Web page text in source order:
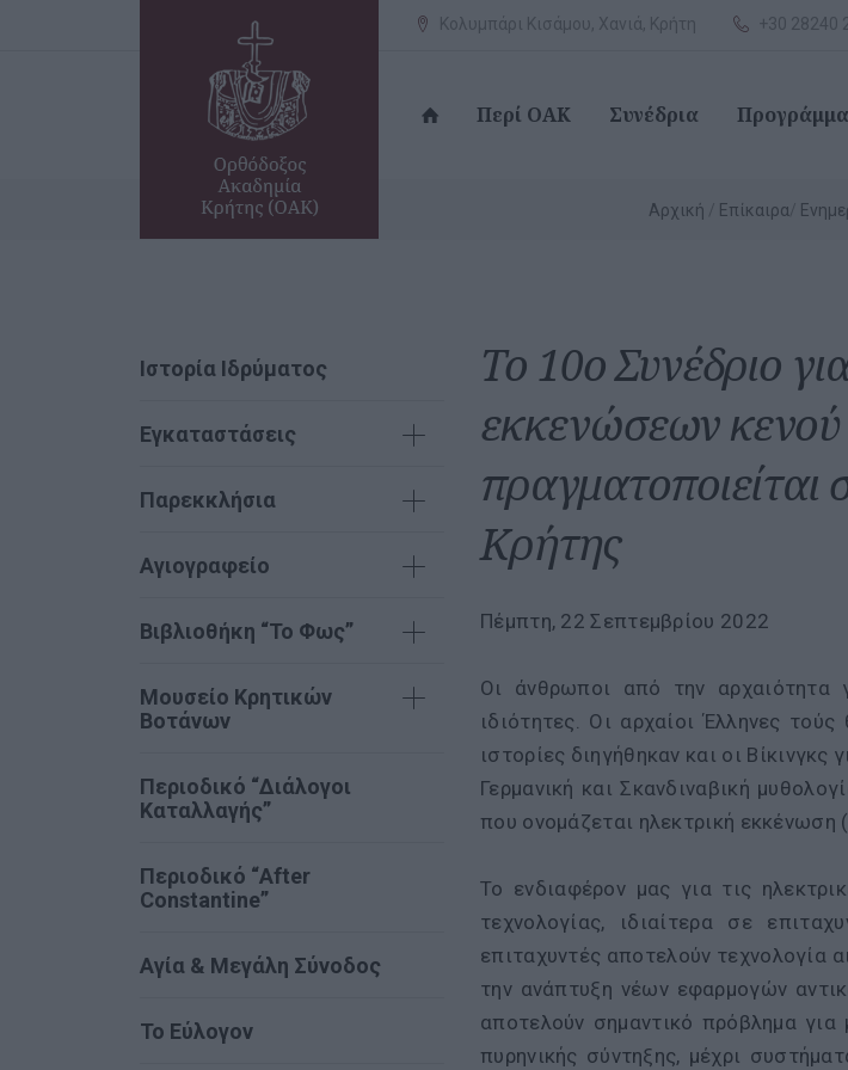
Κολυμπάρι Κισάμου, Χανιά, Κρήτη +30 28240
Περί ΟΑΚ Συνέδρια
Αρχική Επίκαιρα
Το 10ο Συνέδριο
εκκενώσεων
Κρήτης
Πέμπτη, 22 Σεπτεμβρίου 2022
Οι άνθρωποι από την αρχαιότητα
ιδιότητες. Οι αρχαίοι Έλληνες
ιστορίες διηγήθηκαν και οι
Γερμανική και Σκανδιναβική
που ονομάζεται ηλεκτρική εκκένωση
Το ενδιαφέρον μας για τις
τεχνολογίας, ιδιαίτερα σε
επιταχυντές αποτελούν τεχνολογία
την ανάπτυξη νέων εφαρμογών
αποτελούν σημαντικό πρόβλημα
πυρηνικής σύντηξης, μέχρι
Ιστορία Ιδρύματος
Εγκαταστάσεις
Παρεκκλήσια
Αγιογραφείο
Βιβλιοθήκη “Το Φως”
Μουσείο Κρητικών
Βοτάνων
Περιοδικό “Διάλογοι
Καταλλαγής”
Περιοδικό “After
Constantine”
Αγία & Μεγάλη Σύνοδος
Το Εύλογον